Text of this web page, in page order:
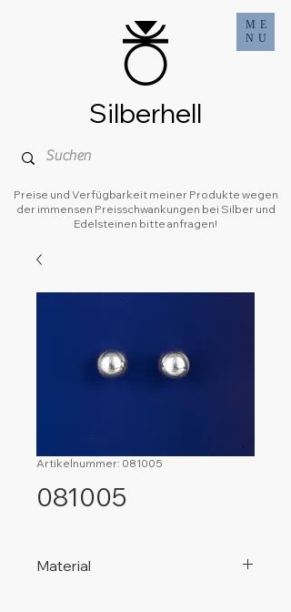
ME
NU
Preise und Verfügbarkeit meiner Produkte wegen
der immensen Preisschwankungen bei Silber und
Edelsteinen bitte anfragen!
Silberhell
Artikelnummer: 081005
081005
Material